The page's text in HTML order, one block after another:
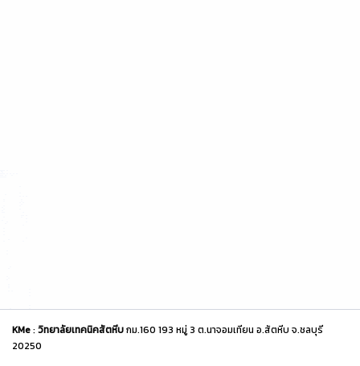
KMe: วิทยาลัยเทคนิคสัตหีบกม.160 193 หมู่ 3 ต.นาจอมเทียน อ.สัตหีบ จ.ชลบุรี
20250